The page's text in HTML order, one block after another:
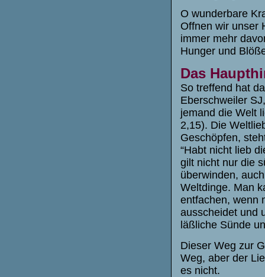
O wunderbare
Offnen wir unser
immer mehr
Hunger und
Das
So treffend hat
Eberschweiler
jemand die Welt
2,15). Die
Geschöpfen,
“Habt nicht lieb
gilt nicht nur die
überwinden,
Weltdinge. Man
entfachen, wenn
ausscheidet und
läßliche Sünde
Dieser Weg zur
Weg, aber der
es nicht.